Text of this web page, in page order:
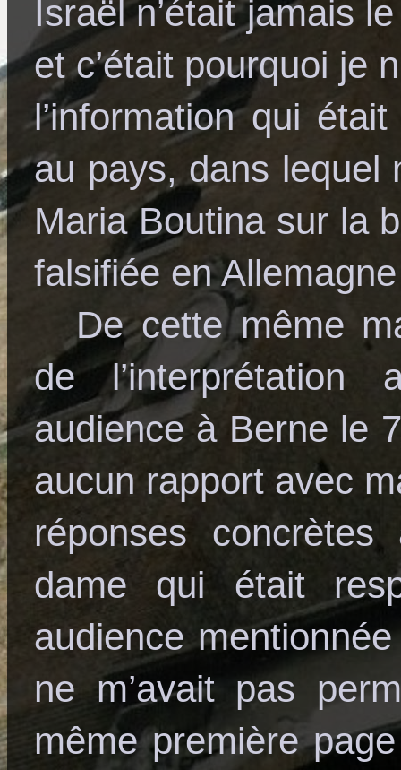
Israël n’était jamais
et c’était pourquoi je
l’information qui
au pays, dans lequel
Maria Boutina sur la
falsifiée en
De cette même
de l’interprétation
audience à Berne le
aucun rapport avec
réponses
dame qui était
audience
ne m’avait pas
même première